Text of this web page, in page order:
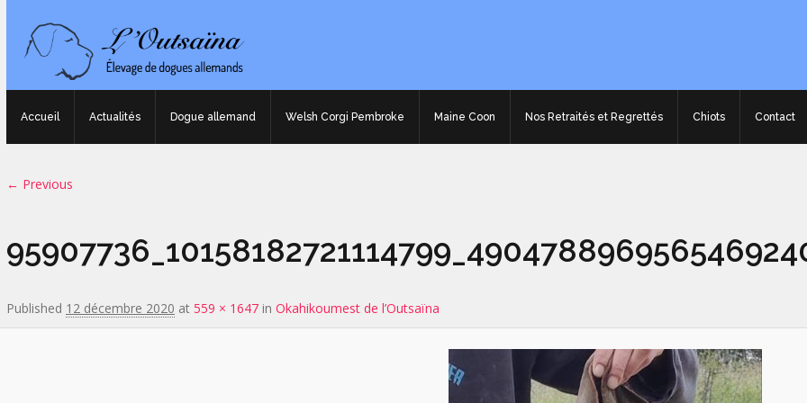
Accueil Actualités Dogue allemand Welsh Corgi Pembroke Maine Coon Nos Retraités et Regrettés Chiots Contact
Image navigation
← Previous
Published 12 décembre 2020 at 559 × 1647 in Okahikoumest de l’Outsaïna